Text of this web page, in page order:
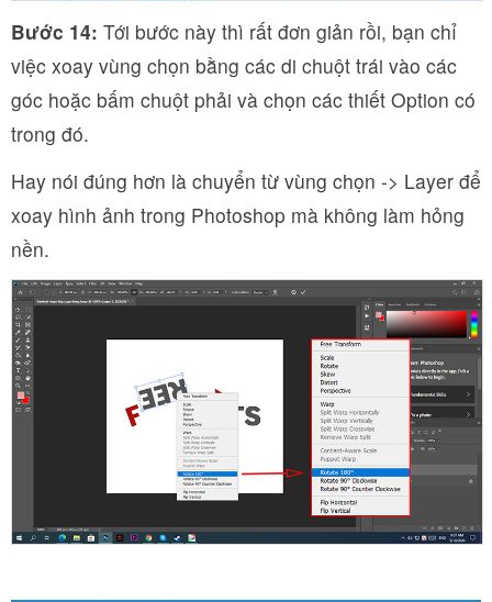
Bước 14: Tới bước này thì rất đơn giản rồi, bạn chỉ
việc xoay vùng chọn bằng các di chuột trái vào các
góc hoặc bấm chuột phải và chọn các thiết Option có
trong đó.
Hay nói đúng hơn là chuyển từ vùng chọn -> Layer để
xoay hình ảnh trong Photoshop mà không làm hỏng
nền.